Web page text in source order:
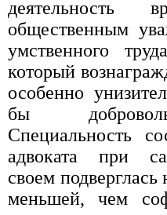
дея­тельность
общественным
умственного
который
особенно
бы
Специальность
адвока­та при
своем
меньшей, чем